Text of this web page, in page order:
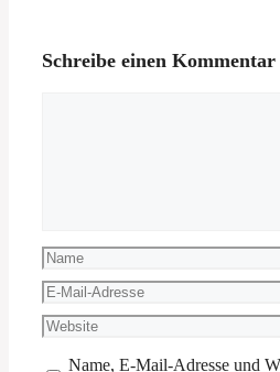
Schreibe einen Kommentar
Name
E-
Mail-
Adresse
Website
Name, E-Mail-Adresse und